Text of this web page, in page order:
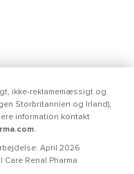
ikke-reklamemæssigt og
Storbritannien og Irland),
information kontakt
.
April 2026
Renal Pharma